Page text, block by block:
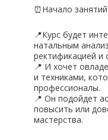
⏰Начало
📍Курс будет
натальным
ректификацией и
📍 И хочет
и техниками,
профессионалы.
📍 Он подойдет
повысить или
мастерства.